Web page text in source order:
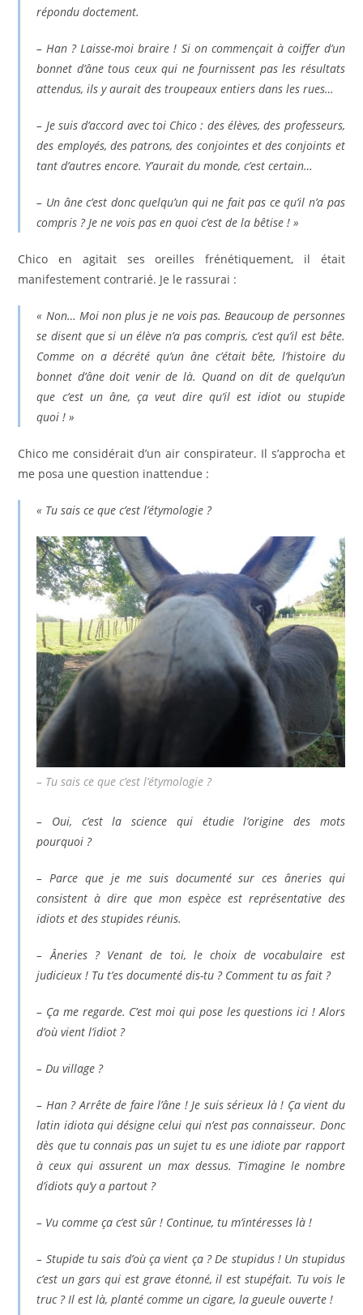
répondu doctement.
– Han ? Laisse-moi braire ! Si on commençait à coiffer d’un
bonnet d’âne tous ceux qui ne fournissent pas les résultats
attendus, ils y aurait des troupeaux entiers dans les rues…
– Je suis d’accord avec toi Chico : des élèves, des professeurs,
des employés, des patrons, des conjointes et des conjoints et
tant d’autres encore. Y’aurait du monde, c’est certain…
– Un âne c’est donc quelqu’un qui ne fait pas ce qu’il n’a pas
compris ? Je ne vois pas en quoi c’est de la bêtise ! »
Chico en agitait ses oreilles frénétiquement, il était
manifestement contrarié. Je le rassurai :
« Non… Moi non plus je ne vois pas. Beaucoup de personnes
se disent que si un élève n’a pas compris, c’est qu’il est bête.
Comme on a décrété qu’un âne c’était bête, l’histoire du
bonnet d’âne doit venir de là. Quand on dit de quelqu’un
que c’est un âne, ça veut dire qu’il est idiot ou stupide
quoi ! »
Chico me considérait d’un air conspirateur. Il s’approcha et
me posa une question inattendue :
« Tu sais ce que c’est l’étymologie ?
– Tu sais ce que c’est l’étymologie ?
– Oui, c’est la science qui étudie l’origine des mots
pourquoi ?
– Parce que je me suis documenté sur ces âneries qui
consistent à dire que mon espèce est représentative des
idiots et des stupides réunis.
– Âneries ? Venant de toi, le choix de vocabulaire est
judicieux ! Tu t’es documenté dis-tu ? Comment tu as fait ?
– Ça me regarde. C’est moi qui pose les questions ici ! Alors
d’où vient l’idiot ?
– Du village ?
– Han ? Arrête de faire l’âne ! Je suis sérieux là ! Ça vient du
latin idiotaqui désigne celui qui n’est pas connaisseur. Donc
dès que tu connais pas un sujet tu es une idiote par rapport
à ceux qui assurent un max dessus. T’imagine le nombre
d’idiots qu’y a partout ?
– Vu comme ça c’est sûr ! Continue, tu m’intéresses là !
– Stupide tu sais d’où ça vient ça ? De stupidus ! Un stupidus
c’est un gars qui est grave étonné, il est stupéfait. Tu vois le
truc ? Il est là, planté comme un cigare, la gueule ouverte !